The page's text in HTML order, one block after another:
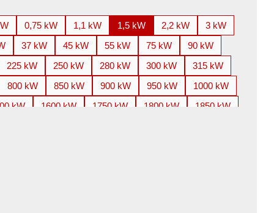
0,75 kW 1,1 kW 1,5 kW 2,2 kW
3 kW
37 kW 45 kW 55 kW 75 kW
90 kW
225 kW
250 kW 280 kW 300 kW
315 kW
800 kW
850 kW 900 kW 950 kW
1000 kW
kW
1600 kW 1750 kW 1800 kW
1850 kW